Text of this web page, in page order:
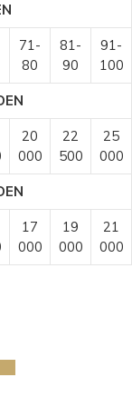
71-
80
81-
90
91-
100
20
000
22
500
25
000
17
000
19
000
21
000